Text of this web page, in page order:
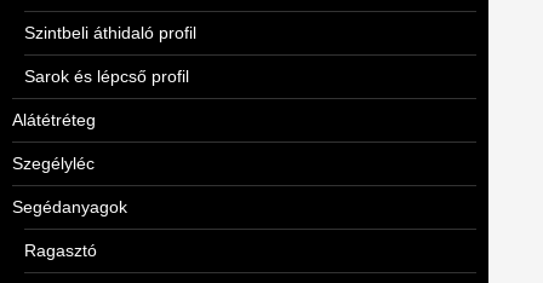
Szintbeli áthidaló profil
Sarok és lépcső profil
Alátétréteg
Szegélyléc
Segédanyagok
Ragasztó